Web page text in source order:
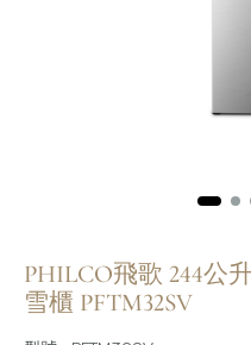
PHILCO飛歌 244公
雪櫃 PFTM32SV